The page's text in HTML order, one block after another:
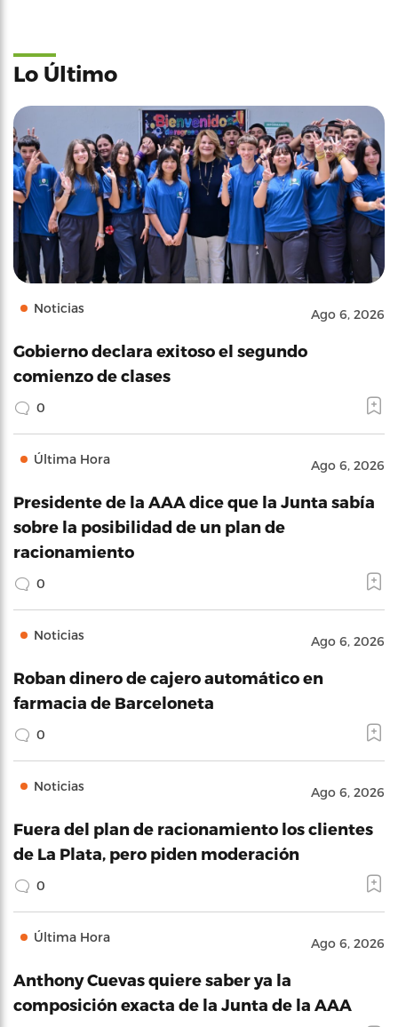
Lo Último
Noticias Ago 6, 2026
Gobierno declara exitoso el segundo
comienzo de clases
0
Última Hora Ago 6, 2026
Presidente de la AAA dice que la Junta sabía
sobre la posibilidad de un plan de
racionamiento
0
Noticias Ago 6, 2026
Roban dinero de cajero automático en
farmacia de Barceloneta
0
Noticias Ago 6, 2026
Fuera del plan de racionamiento los clientes
de La Plata, pero piden moderación
0
Última Hora Ago 6, 2026
Anthony Cuevas quiere saber ya la
composición exacta de la Junta de la AAA